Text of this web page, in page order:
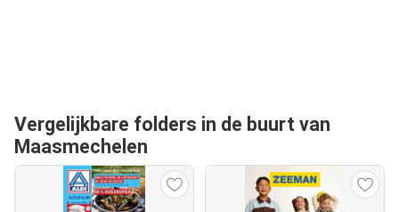
Vergelijkbare folders in de buurt van
Maasmechelen